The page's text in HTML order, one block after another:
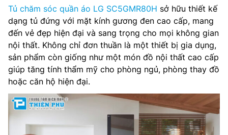
Tủ chăm sóc quần áo LG SC5GMR80H sở hữu thiết kế
dạng tủ đứng với mặt kính gương đen cao cấp, mang
đến vẻ đẹp hiện đại và sang trọng cho mọi không gian
nội thất. Không chỉ đơn thuần là một thiết bị gia dụng,
sản phẩm còn giống như một món đồ nội thất cao cấp
giúp tăng tính thẩm mỹ cho phòng ngủ, phòng thay đồ
hoặc căn hộ hiện đại.